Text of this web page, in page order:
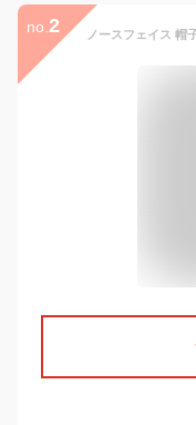
no. 2